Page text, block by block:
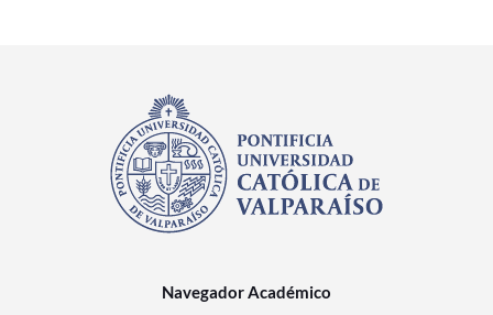
Navegador Académico